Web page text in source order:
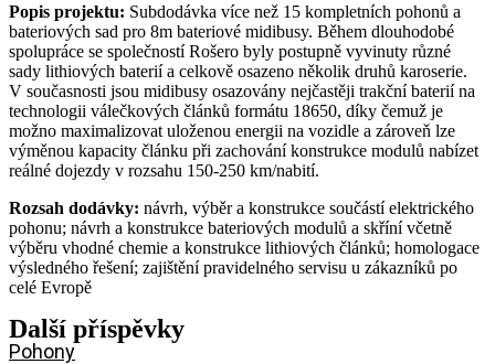
Popis projektu: Subdodávka více než 15 kompletních pohonů a
bateriových sad pro 8m bateriové midibusy. Během dlouhodobé
spolupráce se společností Rošero byly postupně vyvinuty různé
sady lithiových baterií a celkově osazeno několik druhů karoserie.
V současnosti jsou midibusy osazovány nejčastěji trakční baterií na
technologii válečkových článků formátu 18650, díky čemuž je
možno maximalizovat uloženou energii na vozidle a zároveň lze
výměnou kapacity článku při zachování konstrukce modulů nabízet
reálné dojezdy v rozsahu 150-250 km/nabití.
Rozsah dodávky: návrh, výběr a konstrukce součástí elektrického
pohonu; návrh a konstrukce bateriových modulů a skříní včetně
výběru vhodné chemie a konstrukce lithiových článků; homologace
výsledného řešení; zajištění pravidelného servisu u zákazníků po
celé Evropě
Další příspěvky
Pohony